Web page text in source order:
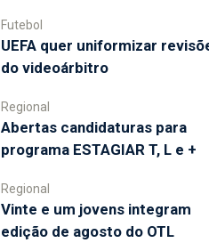
Futebol
UEFA quer uniformizar
do videoárbitro
Regional
Abertas candidaturas para
programa ESTAGIAR T, L e +
Regional
Vinte e um jovens integram
edição de agosto do OTL